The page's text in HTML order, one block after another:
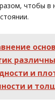
чтобы
и
и